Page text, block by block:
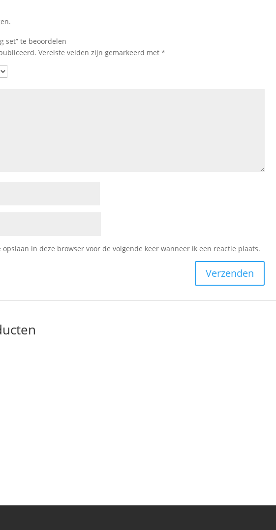
set” te beoordelen
Vereiste velden zijn gemarkeerd met*
in deze browser voor de volgende keer wanneer ik een reactie plaats.